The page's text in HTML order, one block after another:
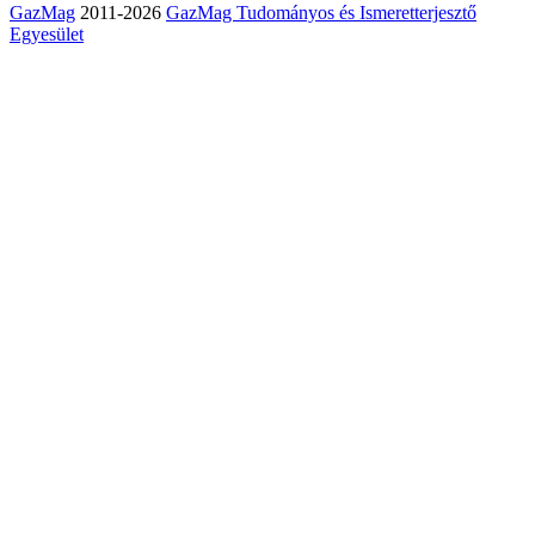
GazMag 2011-2026 GazMag Tudományos és Ismeretterjesztő
Egyesület